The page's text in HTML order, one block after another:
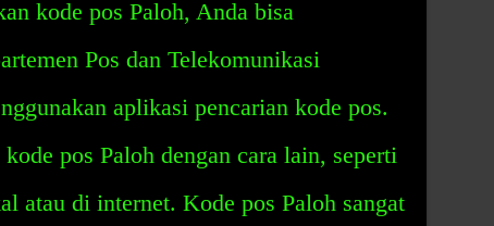
kode pos Paloh, Anda bisa
Pos dan Telekomunikasi
aplikasi pencarian kode pos.
pos Paloh dengan cara lain, seperti
atau di internet. Kode pos Paloh sangat